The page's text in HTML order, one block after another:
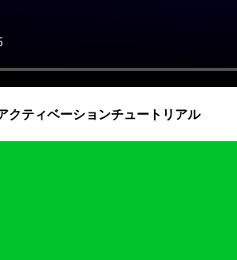
クティベーションチュートリアル